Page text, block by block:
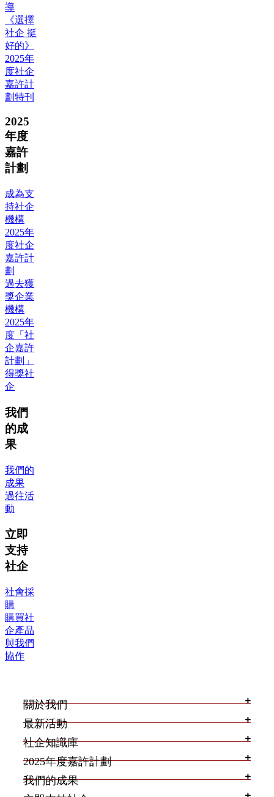
導
《選擇
社企 挺
好的》
2025年
度社企
嘉許計
劃特刊
2025
年度
嘉許
計劃
成為支
持社企
機構
2025年
度社企
嘉許計
劃
過去獲
獎企業
機構
2025年
度「社
企嘉許
計劃」
得獎社
企
我們
的成
果
我們的
成果
過往活
動
立即
支持
社企
社會採
購
購買社
企產品
與我們
協作
關於我們
最新活動
社企知識庫
2025年度嘉許計劃
我們的成果